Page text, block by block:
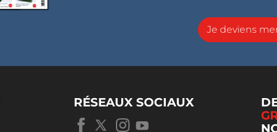
Je deviens
RÉSEAUX SOCIAUX